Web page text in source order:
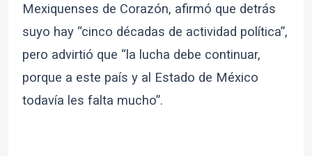
Mexiquenses de Corazón, afirmó que detrás
suyo hay “cinco décadas de actividad política”,
pero advirtió que “la lucha debe continuar,
porque a este país y al Estado de México
todavía les falta mucho”.